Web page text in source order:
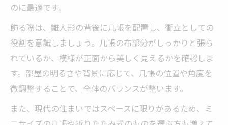
のに最適です。
飾る際は、雛人形の背後に几帳を配置し、衝立としての
役割を意識しましょう。几帳の布部分がしっかりと張ら
れているか、模様が正面から美しく見えるかを確認しま
す。部屋の明るさや背景に応じて、几帳の位置や角度を
微調整することで、全体のバランスが整います。
また、現代の住まいではスペースに限りがあるため、ミ